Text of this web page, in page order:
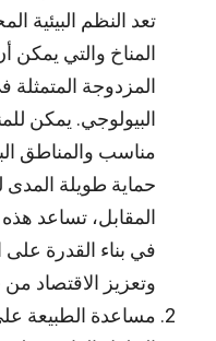
تعد النظم البيئية
المناخ والتي يمكن
المزدوجة المتمثلة
البيولوجي. يمكن
حماية طويلة المدى
المقابل، تساعد هذه
في بناء القدرة
وتعزيز الاقتصاد
مساعدة الطبيعة